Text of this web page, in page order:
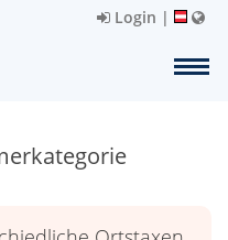
Login |